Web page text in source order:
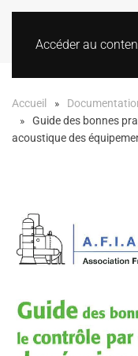
Accéder au
Accueil
Guide des bonnes
acoustique des